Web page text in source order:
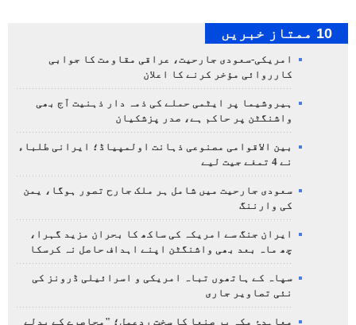
10 ممتاز خبریں
امریکی-سعودی جارحیت، عراقی مقاومت کا جوابی
کارروائی مؤخر کرنے کا اعلان
ہیروشیما پر ایٹمی حملے کی ذمہ دار ذہنیت آج بھی
واشنگٹن پر حاکم ہے، صدر پزشکیان
بین الاقوامی مصنوعی ذہانت اولمپیاڈ؛ ایرانی طلباء
نے 4 تمغے جیت لیے
سعودی جارحیت میں شامل ہر ملک جارح تصور ہوگا، یمن
کی وارننگ
ایران جنگ سے امریکہ کی ساکھ کا بحران مزید گہرا،
چھ ماہ بعد بھی واشنگٹن اپنے اہداف حاصل نہ کرسکا
سپاہ کے ہاتھوں تباہ امریکی و اسرائیلی ڈرونز کی
نئی تصاویر جاری
معاہدۂ مکہ پر صنعا کا سخت ردعمل؛ "محاصرے کے بدلے